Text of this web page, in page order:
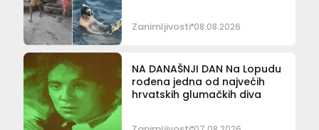
Zanimljivosti 08.08.2026
NA DANAŠNJI DAN Na Lopudu
rođena jedna od najvećih
hrvatskih glumačkih diva